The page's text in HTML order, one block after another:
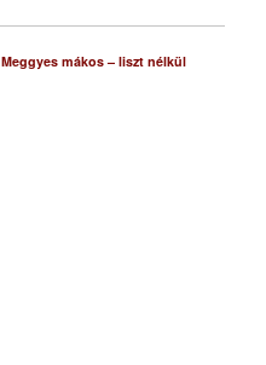
Meggyes mákos – liszt nélkül